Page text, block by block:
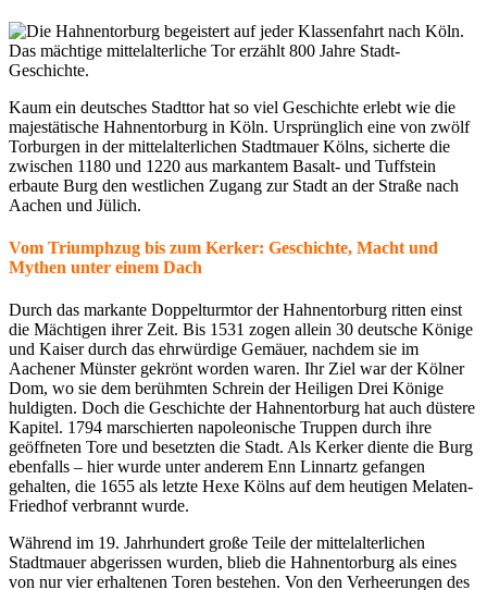
Kaum ein deutsches Stadttor hat so viel Geschichte erlebt wie die
majestätische Hahnentorburg in Köln. Ursprünglich eine von zwölf
Torburgen in der mittelalterlichen Stadtmauer Kölns, sicherte die
zwischen 1180 und 1220 aus markantem Basalt- und Tuffstein
erbaute Burg den westlichen Zugang zur Stadt an der Straße nach
Aachen und Jülich.
Vom Triumphzug bis zum Kerker: Geschichte, Macht und
Mythen unter einem Dach
Durch das markante Doppelturmtor der Hahnentorburg ritten einst
die Mächtigen ihrer Zeit. Bis 1531 zogen allein 30 deutsche Könige
und Kaiser durch das ehrwürdige Gemäuer, nachdem sie im
Aachener Münster gekrönt worden waren. Ihr Ziel war der Kölner
Dom, wo sie dem berühmten Schrein der Heiligen Drei Könige
huldigten. Doch die Geschichte der Hahnentorburg hat auch düstere
Kapitel. 1794 marschierten napoleonische Truppen durch ihre
geöffneten Tore und besetzten die Stadt. Als Kerker diente die Burg
ebenfalls – hier wurde unter anderem Enn Linnartz gefangen
gehalten, die 1655 als letzte Hexe Kölns auf dem heutigen Melaten-
Friedhof verbrannt wurde.
Während im 19. Jahrhundert große Teile der mittelalterlichen
Stadtmauer abgerissen wurden, blieb die Hahnentorburg als eines
von nur vier erhaltenen Toren bestehen. Von den Verheerungen des